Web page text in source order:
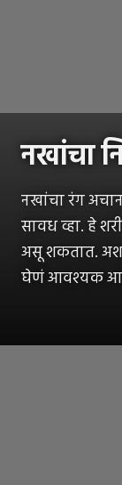
नखांचा
नखांचा रंग
सावध व्हा. हे
असू शकतात.
घेणं आवश्यक